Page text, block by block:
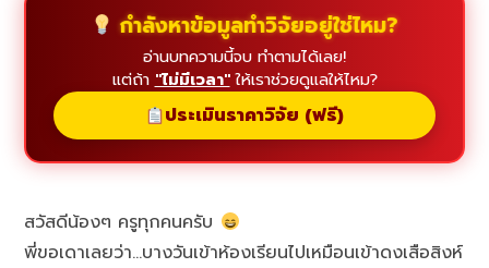
กำลังหาข้อมูลทำวิจัยอยู่ใช่ไหม?
อ่านบทความนี้จบ ทำตามได้เลย!
แต่ถ้า "ไม่มีเวลา"ให้เราช่วยดูแลให้ไหม?
ประเมินราคาวิจัย (ฟรี)
สวัสดีน้องๆ ครูทุกคนครับ
พี่ขอเดาเลยว่า…บางวันเข้าห้องเรียนไปเหมือนเข้าดงเสือสิงห์